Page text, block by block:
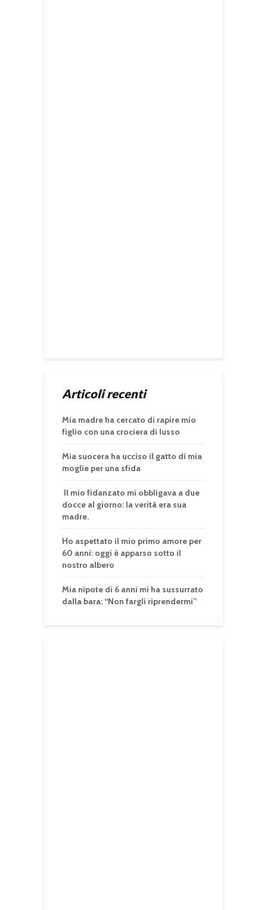
Articoli recenti
Mia madre ha cercato di rapire mio
figlio con una crociera di lusso
Mia suocera ha ucciso il gatto di mia
moglie per una sfida
Il mio fidanzato mi obbligava a due
docce al giorno: la verità era sua
madre.
Ho aspettato il mio primo amore per
60 anni: oggi è apparso sotto il
nostro albero
Mia nipote di 6 anni mi ha sussurrato
dalla bara: “Non fargli riprendermi”